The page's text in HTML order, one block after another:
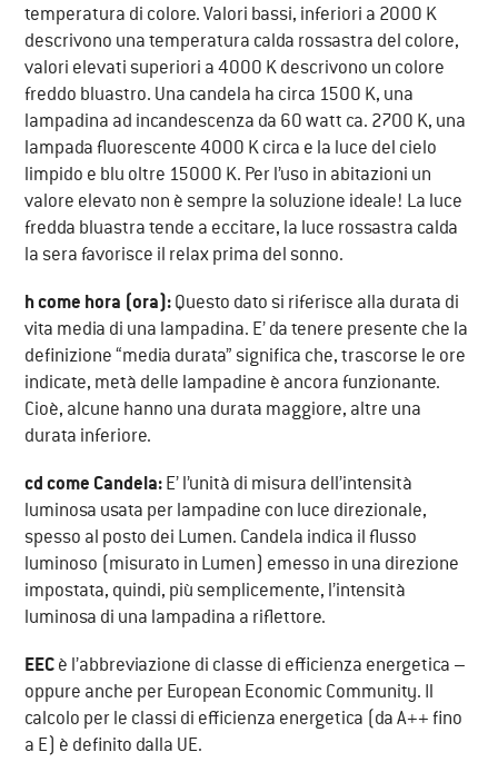
temperatura di colore. Valori bassi, inferiori a 2000 K
descrivono una temperatura calda rossastra del colore,
valori elevati superiori a 4000 K descrivono un colore
freddo bluastro. Una candela ha circa 1500 K, una
lampadina ad incandescenza da 60 watt ca. 2700 K, una
lampada fluorescente 4000 K circa e la luce del cielo
limpido e blu oltre 15000 K. Per l’uso in abitazioni un
valore elevato non è sempre la soluzione ideale! La luce
fredda bluastra tende a eccitare, la luce rossastra calda
la sera favorisce il relax prima del sonno.
h come hora (ora): Questo dato si riferisce alla durata di
vita media di una lampadina. E’ da tenere presente che la
definizione “media durata” significa che, trascorse le ore
indicate, metà delle lampadine è ancora funzionante.
Cioè, alcune hanno una durata maggiore, altre una
durata inferiore.
cd come Candela: E’ l’unità di misura dell’intensità
luminosa usata per lampadine con luce direzionale,
spesso al posto dei Lumen. Candela indica il flusso
luminoso (misurato in Lumen) emesso in una direzione
impostata, quindi, più semplicemente, l’intensità
luminosa di una lampadina a riflettore.
EEC è l’abbreviazione di classe di efficienza energetica –
oppure anche per European Economic Community. Il
calcolo per le classi di efficienza energetica (da A++ fino
a E) è definito dalla UE.